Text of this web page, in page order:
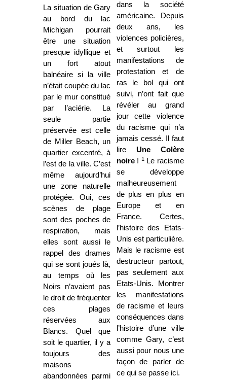
La situation de Gary
au bord du lac
Michigan pourrait
être une situation
presque idyllique et
un fort atout
balnéaire si la ville
n’était coupée du lac
par le mur constitué
par l’aciérie. La
seule partie
préservée est celle
de Miller Beach, un
quartier excentré, à
l’est de la ville. C’est
même aujourd’hui
une zone naturelle
protégée. Oui, ces
scènes de plage
sont des poches de
respiration, mais
elles sont aussi le
rappel des drames
qui se sont joués là,
au temps où les
Noirs n’avaient pas
le droit de fréquenter
ces plages
réservées aux
Blancs. Quel que
soit le quartier, il y a
toujours des
maisons
abandonnées parmi
dans la société
américaine. Depuis
deux ans, les
violences policières,
et surtout les
manifestations de
protestation et de
ras le bol qui ont
suivi, n’ont fait que
révéler au grand
jour cette violence
du racisme qui n’a
jamais cessé. Il faut
lire Une Colère
noire ! 1Le racisme
se développe
malheureusement
de plus en plus en
Europe et en
France. Certes,
l’histoire des Etats-
Unis est particulière.
Mais le racisme est
destructeur partout,
pas seulement aux
Etats-Unis. Montrer
les manifestations
de racisme et leurs
conséquences dans
l’histoire d’une ville
comme Gary, c’est
aussi pour nous une
façon de parler de
ce qui se passe ici.